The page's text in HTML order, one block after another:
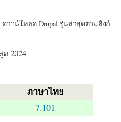
ดาวน์โหลด Drupal รุ่นล่าสุดตามลิงก์
2024
ภาษาไทย
7.101